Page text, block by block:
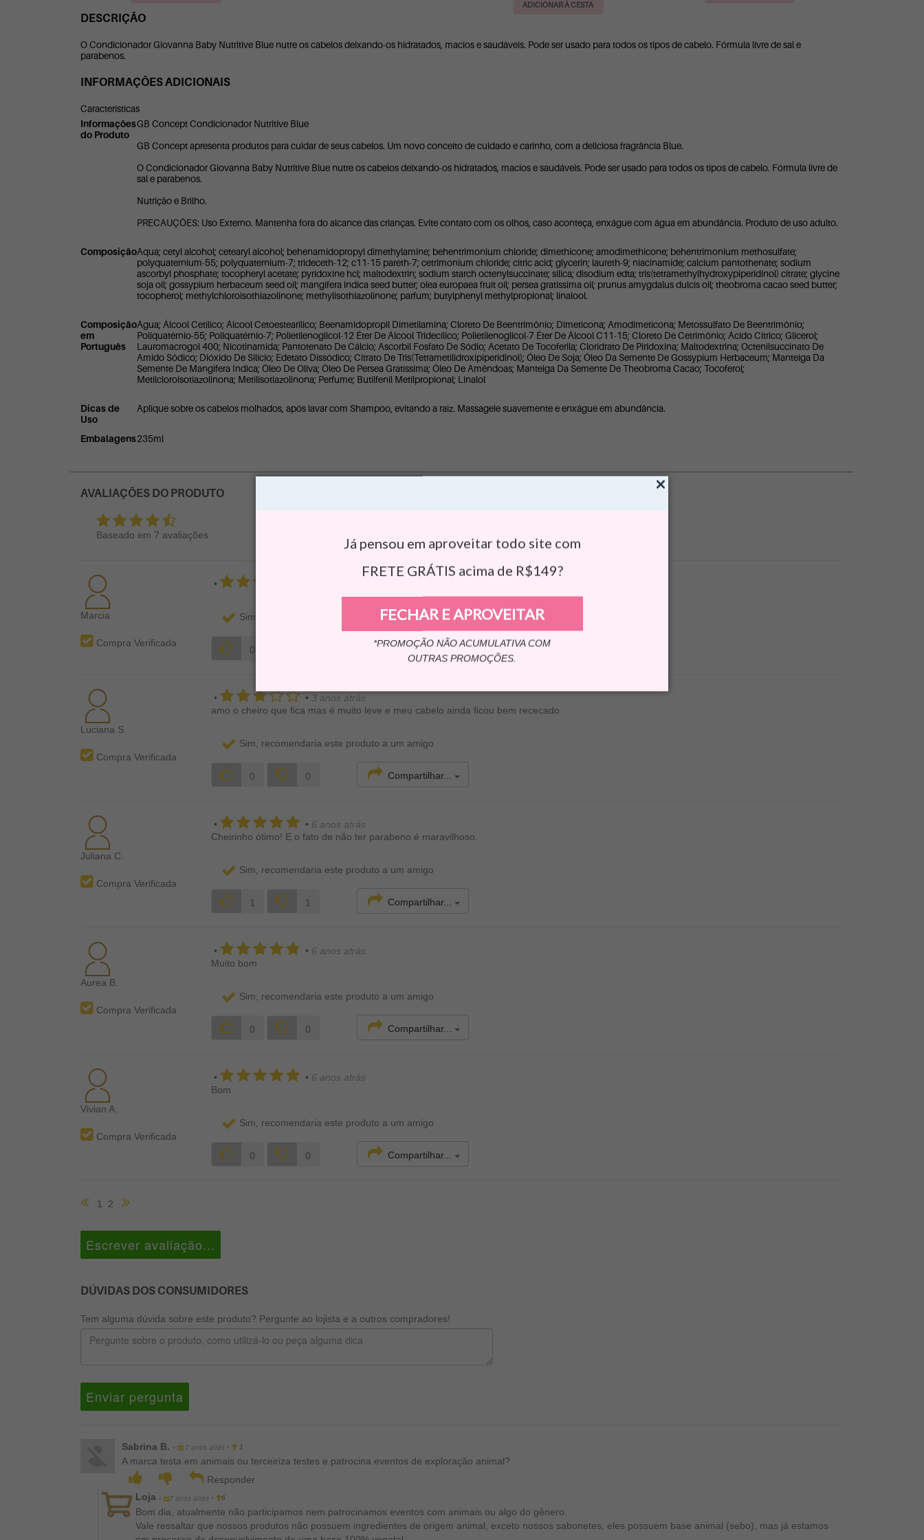
Já pensou em aproveitar todo site com
FRETE GRÁTIS acima de R$149?
FECHAR E APROVEITAR
*PROMOÇÃO NÃO ACUMULATIVA COM
OUTRAS PROMOÇÕES.
DESCRIÇÃO
O Condicionador Giovanna Baby Nutritive Blue nutre os cabelos deixando-os hidratados, macios e saudáveis. Pode ser usado para todos os tipos de cabelo. Fórmula livre de sal e
parabenos.
INFORMAÇÕES ADICIONAIS
Características
Informações
do Produto
GB Concept Condicionador Nutritive Blue
GB Concept apresenta produtos para cuidar de seus cabelos. Um novo conceito de cuidado e carinho, com a deliciosa fragrância Blue.
O Condicionador Giovanna Baby Nutritive Blue nutre os cabelos deixando-os hidratados, macios e saudáveis. Pode ser usado para todos os tipos de cabelo. Fórmula livre de
sal e parabenos.
Nutrição e Brilho.
PRECAUÇÕES: Uso Externo. Mantenha fora do alcance das crianças. Evite contato com os olhos, caso aconteça, enxágue com água em abundância. Produto de uso adulto.
ComposiçãoAqua; cetyl alcohol; cetearyl alcohol; behenamidopropyl dimethylamine; behentrimonium chloride; dimethicone; amodimethicone; behentrimonium methosulfate;
polyquaternium-55; polyquaternium-7; trideceth-12; c11-15 pareth-7; cetrimonium chloride; citric acid; glycerin; laureth-9; niacinamide; calcium pantothenate; sodium
ascorbyl phosphate; tocopheryl acetate; pyridoxine hcl; maltodextrin; sodium starch octenylsuccinate; silica; disodium edta; tris(tetramethylhydroxypiperidinol) citrate; glycine
soja oil; gossypium herbaceum seed oil; mangifera indica seed butter; olea europaea fruit oil; persea gratissima oil; prunus amygdalus dulcis oil; theobroma cacao seed butter;
tocopherol; methylchloroisothiazolinone; methylisothiazolinone; parfum; butylphenyl methylpropional; linalool.
Composição
em
Português
Água; Álcool Cetílico; Álcool Cetoestearílico; Beenamidopropil Dimetilamina; Cloreto De Beentrimônio; Dimeticona; Amodimeticona; Metossulfato De Beentrimônio;
Poliquatérnio-55; Poliquatérnio-7; Polietilenoglicol-12 Éter De Álcool Tridecílico; Polietilenoglicol-7 Éter De Álcool C11-15; Cloreto De Cetrimônio; Ácido Cítrico; Glicerol;
Lauromacrogol 400; Nicotinamida; Pantotenato De Cálcio; Ascorbil Fosfato De Sódio; Acetato De Tocoferila; Cloridrato De Piridoxina; Maltodextrina; Octenilsuccinato De
Amido Sódico; Dióxido De Silício; Edetato Dissódico; Citrato De Tris(Tetrametilidroxipiperidinol); Óleo De Soja; Óleo Da Semente De Gossypium Herbaceum; Manteiga Da
Semente De Mangifera Indica; Óleo De Oliva; Óleo De Persea Gratíssima; Óleo De Amêndoas; Manteiga Da Semente De Theobroma Cacao; Tocoferol;
Metilcloroisotiazolinona; Metilisotiazolinona; Perfume; Butilfenil Metilpropional; Linalol
Dicas de
Uso
Aplique sobre os cabelos molhados, após lavar com Shampoo, evitando a raiz. Massageie suavemente e enxágue em abundância.
Embalagens235ml
AVALIAÇÕES DO PRODUTO
Baseado em 7 avaliações
Marcia
Compra Verificada
•
Sim, recomendaria este produto a um amigo
0 Compartilhar...
Luciana S.
Compra Verificada
• • 3 anos atrás
amo o cheiro que fica mas é muito leve e meu cabelo ainda ficou bem rececado
Sim, recomendaria este produto a um amigo
0 0 Compartilhar...
Juliana C.
Compra Verificada
• • 6 anos atrás
Cheirinho ótimo! E o fato de não ter parabeno é maravilhoso.
Sim, recomendaria este produto a um amigo
1 1 Compartilhar...
Aurea B.
Compra Verificada
• • 6 anos atrás
Muito bom
Sim, recomendaria este produto a um amigo
0 0 Compartilhar...
Vivian A.
Compra Verificada
• • 6 anos atrás
Bom
Sim, recomendaria este produto a um amigo
0 0 Compartilhar...
1 2
Escrever avaliação...
DÚVIDAS DOS CONSUMIDORES
Tem alguma dúvida sobre este produto? Pergunte ao lojista e a outros compradores!
Enviar pergunta
Sabrina B. • 7 anos atrás • 1
A marca testa em animais ou terceiriza testes e patrocina eventos de exploração animal?
Responder
Loja • 7 anos atrás • 6
Bom dia, atualmente não participamos nem patrocinamos eventos com animais ou algo do gênero.
Vale ressaltar que nossos produtos não possuem ingredientes de origem animal, exceto nossos sabonetes, eles possuem base animal (sebo), mas já estamos